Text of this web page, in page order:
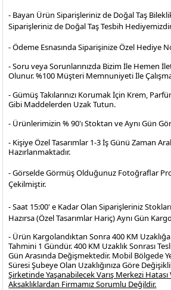
- Bayan Ürün Siparişleriniz de Doğal Taş
Siparişleriniz de Doğal Taş Tesbih
- Ödeme Esnasında Siparişinize Özel Hediye
- Soru veya Sorunlarınızda Bizim İle Hemen
Olunur. %100 Müşteri Memnuniyeti İle
- Gümüş Takılarınızı Korumak İçin Krem,
Gibi Maddelerden Uzak Tutun.
- Ürünlerimizin % 90'ı Stoktan ve Aynı Gün
- Kişiye Özel Tasarımlar 1-3 İş Günü Zaman
Hazırlanmaktadır.
- Görselde Görmüş Olduğunuz Fotoğraflar
Çekilmiştir.
- Saat 15:00' e Kadar Olan Siparişleriniz
Hazırsa (Özel Tasarımlar Hariç) Aynı Gün Kargo
- Ürün Kargolandıktan Sonra 400 KM
Tahmini 1 Gündür. 400 KM Uzaklık Sonrası
Gün Arasında Değişmektedir. Mobil Bölgede
Süresi Şubeye Olan Uzaklığınıza Göre
Şirketinde Yaşanabilecek Varış Merkezi
Aksaklıklardan Firmamız Sorumlu Değildir.